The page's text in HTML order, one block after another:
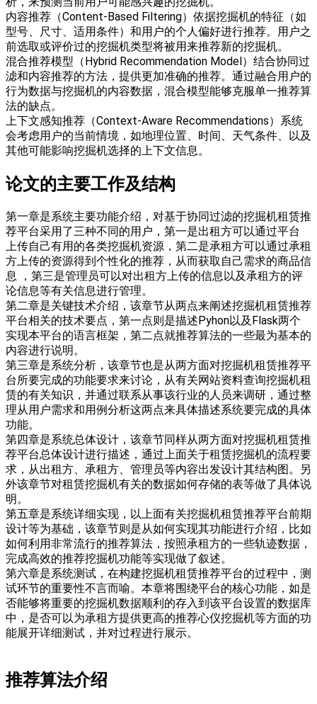
内容推荐（Content-Based Filtering）依据挖掘机的特征（如
型号、尺寸、适用条件）和用户的个人偏好进行推荐。用户之
前选取或评价过的挖掘机类型将被用来推荐新的挖掘机。
混合推荐模型（Hybrid Recommendation Model）结合协同过
滤和内容推荐的方法，提供更加准确的推荐。通过融合用户的
行为数据与挖掘机的内容数据，混合模型能够克服单一推荐算
法的缺点。
上下文感知推荐（Context-Aware Recommendations）系统
会考虑用户的当前情境，如地理位置、时间、天气条件、以及
其他可能影响挖掘机选择的上下文信息。
论文的主要工作及结构
第一章是系统主要功能介绍，对基于协同过滤的挖掘机租赁推
荐平台采用了三种不同的用户，第一是出租方可以通过平台
上传自己有用的各类挖掘机资源，第二是承租方可以通过承租
方上传的资源得到个性化的推荐，从而获取自己需求的商品信
息 ，第三是管理员可以对出租方上传的信息以及承租方的评
论信息等有关信息进行管理。
第二章是关键技术介绍，该章节从两点来阐述挖掘机租赁推荐
平台相关的技术要点，第一点则是描述Pyhon以及Flask两个
实现本平台的语言框架，第二点就推荐算法的一些最为基本的
内容进行说明。
第三章是系统分析，该章节也是从两方面对挖掘机租赁推荐平
台所要完成的功能要求来讨论，从有关网站资料查询挖掘机租
赁的有关知识，并通过联系从事该行业的人员来调研，通过整
理从用户需求和用例分析这两点来具体描述系统要完成的具体
功能。
第四章是系统总体设计，该章节同样从两方面对挖掘机租赁推
荐平台总体设计进行描述，通过上面关于租赁挖掘机的流程要
求，从出租方、承租方、管理员等内容出发设计其结构图。另
外该章节对租赁挖掘机有关的数据如何存储的表等做了具体说
明。
第五章是系统详细实现，以上面有关挖掘机租赁推荐平台前期
设计等为基础，该章节则是从如何实现其功能进行介绍，比如
如何利用非常流行的推荐算法，按照承租方的一些轨迹数据，
完成高效的推荐挖掘机功能等实现做了叙述。
第六章是系统测试，在构建挖掘机租赁推荐平台的过程中，测
试环节的重要性不言而喻。本章将围绕平台的核心功能，如是
否能够将重要的挖掘机数据顺利的存入到该平台设置的数据库
中，是否可以为承租方提供更高的推荐心仪挖掘机等方面的功
能展开详细测试，并对过程进行展示。
推荐算法介绍